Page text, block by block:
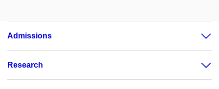
Admissions
Research